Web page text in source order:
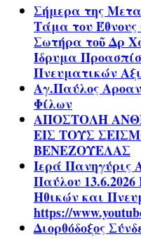
Σήμερα της
Τάμα του
Σωτήρα τοῦ Δρ
Ίδρυμα
Πνευματικών
Αγ.Παύλος
Φίλων
ΑΠΟΣΤΟΛΗ
ΕΙΣ ΤΟΥΣ
ΒΕΝΕΖΟΥΕΛΑΣ
Ιερά Πανηγύρις
Παύλου
Ηθικών και
https://
Διορθόδοξος